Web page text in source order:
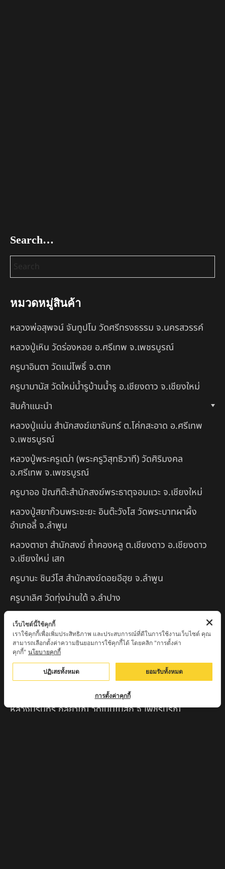
Search…
หมวดหมู่สินค้า
หลวงพ่อสุพจน์ จันทูปโม วัดศรีทรงธรรม จ.นครสวรรค์
หลวงปู่เหิน วัดร่องหอย อ.ศรีเทพ จ.เพชรบูรณ์
ครูบาอินตา วัดแม่โพธิ์ จ.ตาก
ครูบามานัส วัดใหม่น้ำรูบ้านน้ำรู อ.เชียงดาว จ.เชียงใหม่
สินค้าแนะนำ
หลวงปู่แม่น สำนักสงฆ์เขาจันทร์ ต.โค่กสะอาด อ.ศรีเทพ
จ.เพชรบูรณ์
หลวงปู่พระครูเฒ่า (พระครูวิสุทธิวาที) วัดศิริมงคล
อ.ศรีเทพ จ.เพชรบูรณ์
ครูบาออ ปัณฑิต๊ะสำนักสงฆ์พระธาตุจอมแวะ จ.เชียงใหม่
หลวงปู่สยาก๊วนพระชะยะ อินต๊ะวังโส วัดพระบาทผาผึ้ง
อำเภอลี้ จ.ลำพูน
หลวงตาชา สำนักสงฆ์ ถ้ำคองหลู ต.เชียงดาว อ.เชียงดาว
จ.เชียงใหม่ เสก
ครูบานะ ชินวํโส สำนักสงฆ์ดอยอีฮุย จ.ลำพูน
ครูบาเลิศ วัดทุ่งม่านใต้ จ.ลำปาง
หลวงปู่หนู นรินโท วัดวังท่าดี จ.เพชรบูรณ์
ครูบาทอง วัดก้อท่า จ.ลำพูน
ครูบาตุ๊เจ้าปู่หว่าหลิ่ง วิระทะโย วัดเวฬุวัน อ.เชียงดาว
จ.เชียงใหม่
ครูบาศรี สุจิตโต บ้านสบก๋ง จ.ลำปาง
หลวงปู่รินทร์ กลฺยาโณ วัดเนินโบสถ์ จ.เพชรบูรณ์
เว็บไซต์นี้ใช้คุกกี้
เราใช้คุกกี้เพื่อเพิ่มประสิทธิภาพ และประสบการณ์ที่ดีในการใช้งานเว็บไซต์ คุณ
สามารถเลือกตั้งค่าความยินยอมการใช้คุกกี้ได้ โดยคลิก "การตั้งค่า
คุกกี้" นโยบายคุกกี้
ปฏิเสธทั้งหมด ยอมรับทั้งหมด
การตั้งค่าคุกกี้